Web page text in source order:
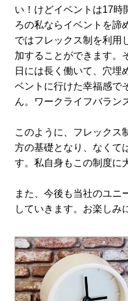
い！けどイベントは17時
ろの私ならイベントを諦
ではフレックス制を利用
加することができます。
日には長く働いて、穴埋
ベントに行けた幸福感で
ん。ワークライフバラン
このように、フレックス
方の基礎となり、なくて
す。私自身もこの制度に
また、今後も当社のユニ
していきます。お楽しみ